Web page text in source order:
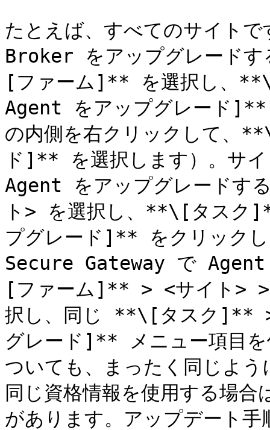
たとえば、すべてのサイト
Broker をアップグレー
[ファーム]** を選択し、
Agent をアップグレード]**
の内側を右クリックして、
ド]** を選択します）。サ
Agent をアップグレード
ト> を選択し、**\[タス
プグレード]** をクリックし
Secure Gateway で Agent
[ファーム]** > <サイト
択し、同じ **\[タスク]**
グレード]** メニュー項目を
ついても、まったく同じよ
同じ資格情報を使用する場
があります。アップデート